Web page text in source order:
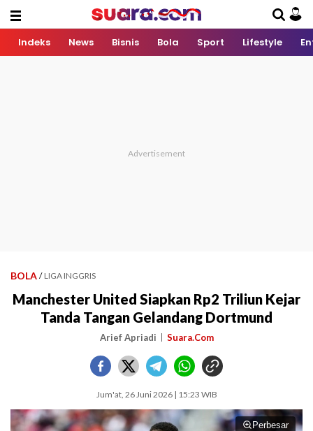
Indeks News Bisnis Bola Sport Lifestyle
BOLA / LIGA INGGRIS
Manchester United Siapkan Rp2 Triliun Kejar
Tanda Tangan Gelandang Dortmund
Arief Apriadi Suara.Com
Jum'at, 26 Juni 2026 | 15:23 WIB
Perbesar